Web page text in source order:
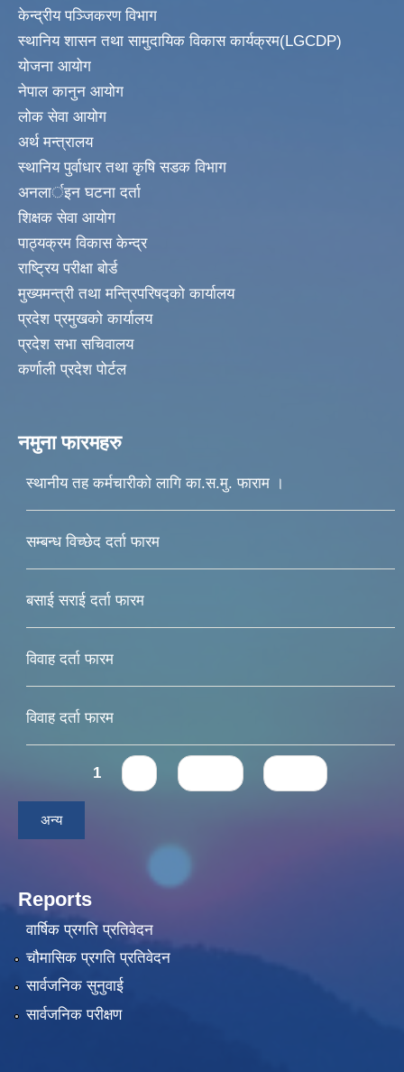
केन्द्रीय पञ्जिकरण विभाग
स्थानिय शासन तथा सामुदायिक विकास कार्यक्रम(LGCDP)
योजना आयोग
नेपाल कानुन आयोग
लोक सेवा आयोग
अर्थ मन्त्रालय
स्थानिय पुर्वाधार तथा कृषि सडक विभाग
अनलार्इन घटना दर्ता
शिक्षक सेवा आयोग
पाठ्यक्रम विकास केन्द्र
राष्ट्रिय परीक्षा बोर्ड
मुख्यमन्त्री तथा मन्त्रिपरिषद्को कार्यालय
प्रदेश प्रमुखको कार्यालय
प्रदेश सभा सचिवालय
कर्णाली प्रदेश पोर्टल
नमुना फारमहरु
स्थानीय तह कर्मचारीको लागि का.स.मु. फाराम ।
सम्बन्ध विच्छेद दर्ता फारम
बसाई सराई दर्ता फारम
विवाह दर्ता फारम
विवाह दर्ता फारम
Pages1
अन्य
Reports
वार्षिक प्रगति प्रतिवेदन
चौमासिक प्रगति प्रतिवेदन
सार्वजनिक सुनुवाई
सार्वजनिक परीक्षण